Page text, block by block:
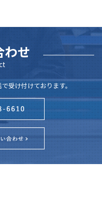
わせ
受け付けております。